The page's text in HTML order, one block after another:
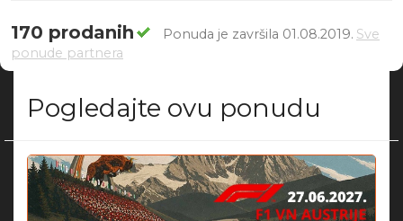
170 prodanih Ponuda je završila 01.08.2019. Sve
ponude partnera
Pogledajte ovu ponudu